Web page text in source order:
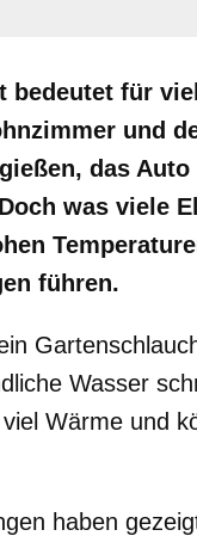
bedeutet für
und
das
was viele
führen.
Wasser
Wärme und
haben